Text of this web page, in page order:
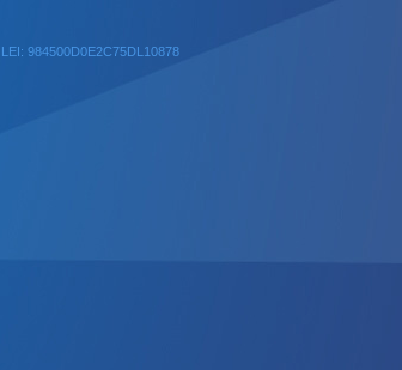
LEI: 984500D0E2C75DL10878